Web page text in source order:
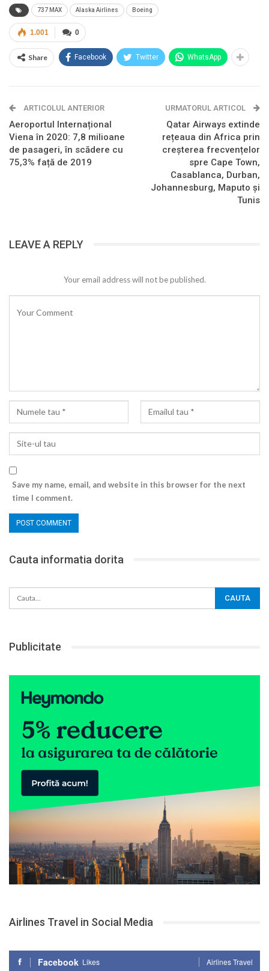
737 MAX Alaska Airlines Boeing
0
1.001
Share Facebook Twitter WhatsApp
ARTICOLUL ANTERIOR
Aeroportul Internațional
Viena în 2020: 7,8 milioane
de pasageri, în scădere cu
75,3% față de 2019
URMATORUL ARTICOL
Qatar Airways extinde
rețeaua din Africa prin
creșterea frecvențelor
spre Cape Town,
Casablanca, Durban,
Johannesburg, Maputo și
Tunis
LEAVE A REPLY
Your email address will not be published.
Save my name, email, and website in this browser for the next
time I comment.
Cauta informatia dorita
Publicitate
Airlines Travel in Social Media
Facebook Likes Airlines Travel